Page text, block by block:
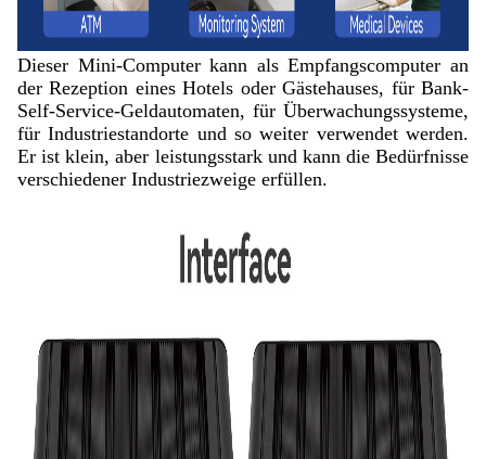
Dieser Mini-Computer kann als Empfangscomputer an
der Rezeption eines Hotels oder Gästehauses, für Bank-
Self-Service-Geldautomaten, für Überwachungssysteme,
für Industriestandorte und so weiter verwendet werden.
Er ist klein, aber leistungsstark und kann die Bedürfnisse
verschiedener Industriezweige erfüllen.